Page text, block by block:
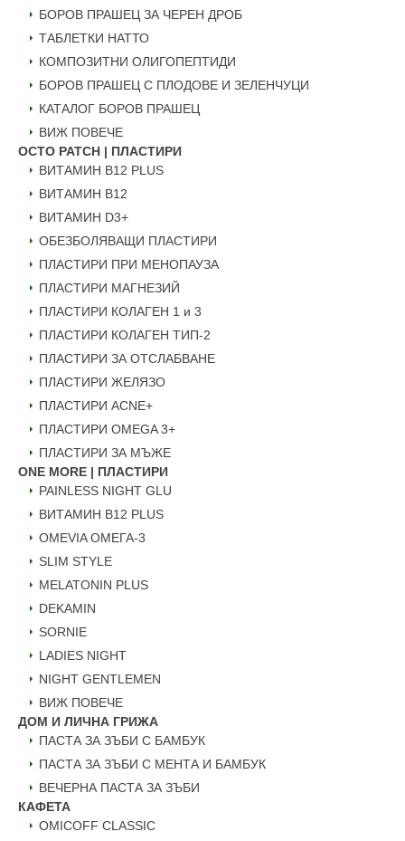
БОРОВ ПРАШЕЦ ЗА ЧЕРЕН ДРОБ
ТАБЛЕТКИ НАТТО
КОМПОЗИТНИ ОЛИГОПЕПТИДИ
БОРОВ ПРАШЕЦ С ПЛОДОВЕ И ЗЕЛЕНЧУЦИ
КАТАЛОГ БОРОВ ПРАШЕЦ
ВИЖ ПОВЕЧЕ
OCTO PATCH | ПЛАСТИРИ
ВИТАМИН B12 PLUS
ВИТАМИН B12
ВИТАМИН D3+
ОБЕЗБОЛЯВАЩИ ПЛАСТИРИ
ПЛАСТИРИ ПРИ МЕНОПАУЗА
ПЛАСТИРИ МАГНЕЗИЙ
ПЛАСТИРИ КОЛАГЕН 1 и 3
ПЛАСТИРИ КОЛАГЕН ТИП-2
ПЛАСТИРИ ЗА ОТСЛАБВАНЕ
ПЛАСТИРИ ЖЕЛЯЗО
ПЛАСТИРИ ACNE+
ПЛАСТИРИ OMEGA 3+
ПЛАСТИРИ ЗА МЪЖЕ
ONE MORE | ПЛАСТИРИ
PAINLESS NIGHT GLU
ВИТАМИН B12 PLUS
ОMEVIA ОМЕГА-3
SLIM STYLE
MELATONIN PLUS
DEKAMIN
SORNIE
LADIES NIGHT
NIGHT GENTLEMEN
ВИЖ ПОВЕЧЕ
ДОМ И ЛИЧНА ГРИЖА
ПАСТА ЗА ЗЪБИ С БАМБУК
ПАСТА ЗА ЗЪБИ С МЕНТА И БАМБУК
ВЕЧЕРНА ПАСТА ЗА ЗЪБИ
КАФЕТА
OMICOFF CLASSIC